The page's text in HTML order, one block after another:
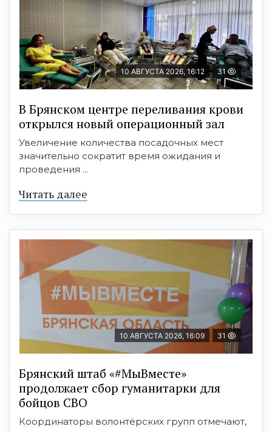
10 АВГУСТА 2026, 16:12 31
В Брянском центре переливания крови
открылся новый операционный зал
Увеличение количества посадочных мест
значительно сократит время ожидания и
проведения ...
Читать далее
10 АВГУСТА 2026, 16:09 31
Брянский штаб «#МыВместе»
продолжает сбор гуманитарки для
бойцов СВО
Координаторы волонтёрских групп отмечают,